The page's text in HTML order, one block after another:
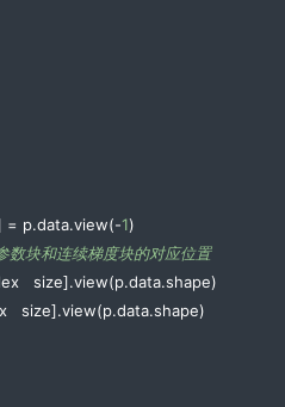
. parameters())
(), lr=1e-3)
= p.data.view(-1)
数块和连续梯度块的对应位置
size].view(p.data.shape)
size].view(p.data.shape)